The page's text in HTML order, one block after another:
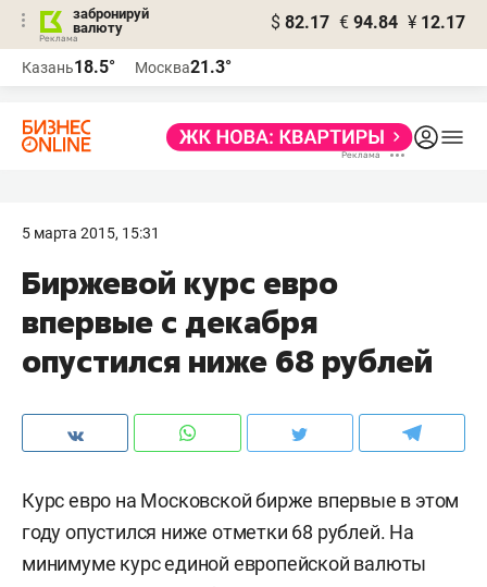
забронируй
валюту
$ 82.17 € 94.84 ¥ 12.17
Казань18.5° Москва21.3°
5 марта 2015, 15:31
Биржевой курс евро
впервые с декабря
опустился ниже 68 рублей
Курс евро на Московской бирже впервые в этом
году опустился ниже отметки 68 рублей. На
минимуме курс единой европейской валюты